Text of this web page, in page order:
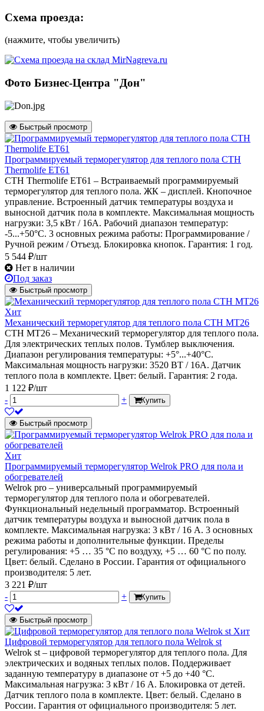
Схема проезда:
(нажмите, чтобы увеличить)
Фото Бизнес-Центра "Дон"
Быстрый просмотр
Программируемый терморегулятор для теплого пола СТН
Thermolife ET61
СТН Thermolife ET61 – Встраиваемый программируемый
терморегулятор для теплого пола. ЖК – дисплей. Кнопочное
управление. Встроенный датчик температуры воздуха и
выносной датчик пола в комплекте. Максимальная мощность
нагрузки: 3,5 кВт / 16А. Рабочий диапазон температур:
-5...+50°C. 3 основных режима работы: Программирование /
Ручной режим / Отъезд. Блокировка кнопок. Гарантия: 1 год.
5 544 ₽/шт
Нет в наличии
Под заказ
Быстрый просмотр
Хит
Механический терморегулятор для теплого пола СТН МТ26
СТН MT26 – Механический терморегулятор для теплого пола.
Для электрических теплых полов. Тумблер выключения.
Диапазон регулирования температуры: +5°...+40°С.
Максимальная мощность нагрузки: 3520 ВТ / 16А. Датчик
теплого пола в комплекте. Цвет: белый. Гарантия: 2 года.
1 122 ₽/шт
-
+ Купить
Быстрый просмотр
Хит
Программируемый терморегулятор Welrok PRO для пола и
обогревателей
Welrok pro – универсальный программируемый
терморегулятор для теплого пола и обогревателей.
Функциональный недельный программатор. Встроенный
датчик температуры воздуха и выносной датчик пола в
комплекте. Максимальная нагрузка: 3 кВт / 16 А. 3 основных
режима работы и дополнительные функции. Пределы
регулирования: +5 … 35 °С по воздуху, +5 … 60 °С по полу.
Цвет: белый. Сделано в России. Гарантия от официального
производителя: 5 лет.
3 221 ₽/шт
-
+ Купить
Быстрый просмотр
Хит
Цифровой терморегулятор для теплого пола Welrok st
Welrok st – цифровой терморегулятор для теплого пола. Для
электрических и водяных теплых полов. Поддерживает
заданную температуру в диапазоне от +5 до +40 °С.
Максимальная нагрузка: 3 кВт / 16 А. Блокировка от детей.
Датчик теплого пола в комплекте. Цвет: белый. Сделано в
России. Гарантия от официального производителя: 5 лет.